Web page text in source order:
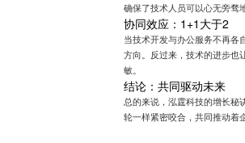
确保了技术人员可以心无旁骛
协同效应：1+1大于2
当技术开发与办公服务不再各
方向。反过来，技术的进步也
敏。
结论：共同驱动未来
总的来说，泓霆科技的增长秘
轮一样紧密咬合，共同推动着